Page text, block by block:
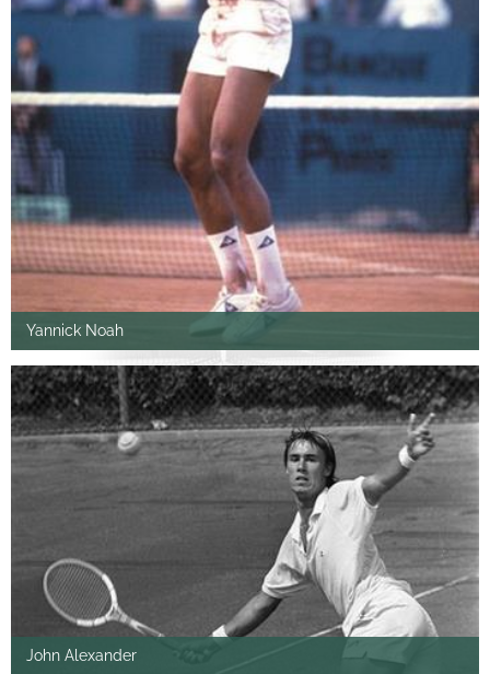
Yannick Noah
John Alexander